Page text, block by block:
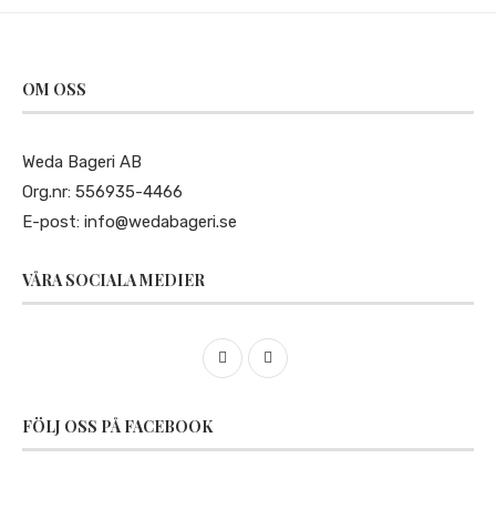
OM OSS
Weda Bageri AB
Org.nr: 556935-4466
E-post: info@wedabageri.se
VÅRA SOCIALA MEDIER
FÖLJ OSS PÅ FACEBOOK